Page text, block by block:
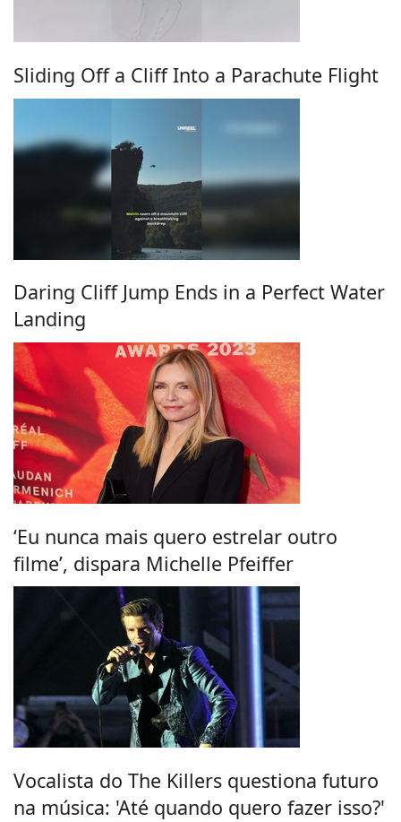
Sliding Off a Cliff Into a Parachute Flight
Daring Cliff Jump Ends in a Perfect Water
Landing
‘Eu nunca mais quero estrelar outro
filme’, dispara Michelle Pfeiffer
Vocalista do The Killers questiona futuro
na música: 'Até quando quero fazer isso?'